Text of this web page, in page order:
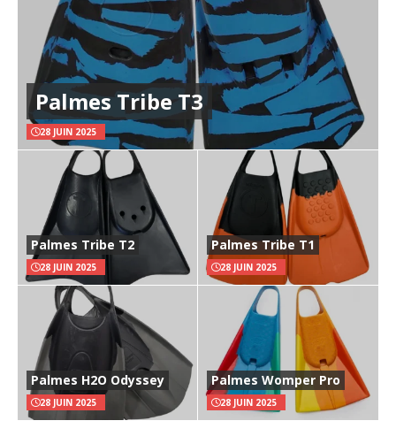
Palmes Tribe T3
28 JUIN 2025
Palmes Tribe T2
28 JUIN 2025
Palmes Tribe T1
28 JUIN 2025
Palmes H2O Odyssey
28 JUIN 2025
Palmes Womper Pro
28 JUIN 2025